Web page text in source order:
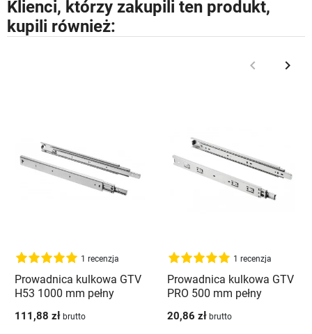
Klienci, którzy zakupili ten produkt,
kupili również:
Poprzedni
keyboard_arrow_left keyboard_arrow_right
1 recenzja
Prowadnica kulkowa GTV
H53 1000 mm pełny
111,88 zł brutto
1 recenzja
Prowadnica kulkowa GTV
PRO 500 mm pełny
20,86 zł brutto